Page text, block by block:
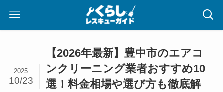
【2026年最新】豊中市のエアコ
ンクリーニング業者おすすめ10
選！料金相場や選び方も徹底解
2025
10/23